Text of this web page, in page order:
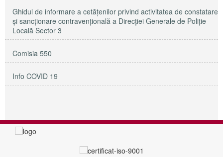
Ghidul de informare a cetățenilor privind activitatea de constatare
și sancționare contravențională a Direcției Generale de Poliție
Locală Sector 3
Comisia 550
Info COVID 19